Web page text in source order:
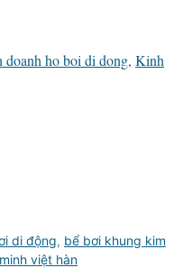
doanh ho boi di dong, Kinh
di động, bể bơi khung kim
việt hàn